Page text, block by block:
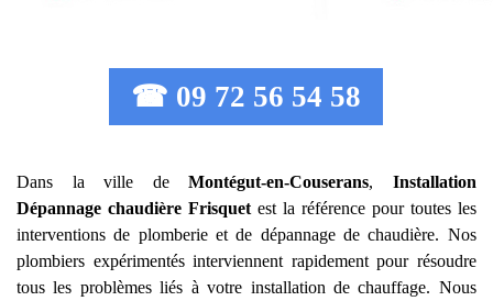
☎ 09 72 56 54 58
Dans la ville deMontégut-en-Couserans, Installation
Dépannage chaudière Frisquetest la référence pour toutes les
interventions de plomberie et de dépannage de chaudière. Nos
plombiers expérimentés interviennent rapidement pour résoudre
tous les problèmes liés à votre installation de chauffage. Nous